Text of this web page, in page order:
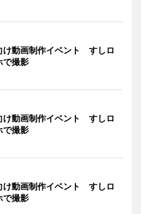
け動画制作イベント すしロ
で撮影
け動画制作イベント すしロ
で撮影
け動画制作イベント すしロ
で撮影